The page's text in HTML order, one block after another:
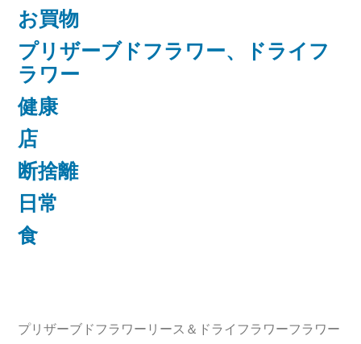
お買物
プリザーブドフラワー、ドライフ
ラワー
健康
店
断捨離
日常
食
プリザーブドフラワーリース＆ドライフラワーフラワー